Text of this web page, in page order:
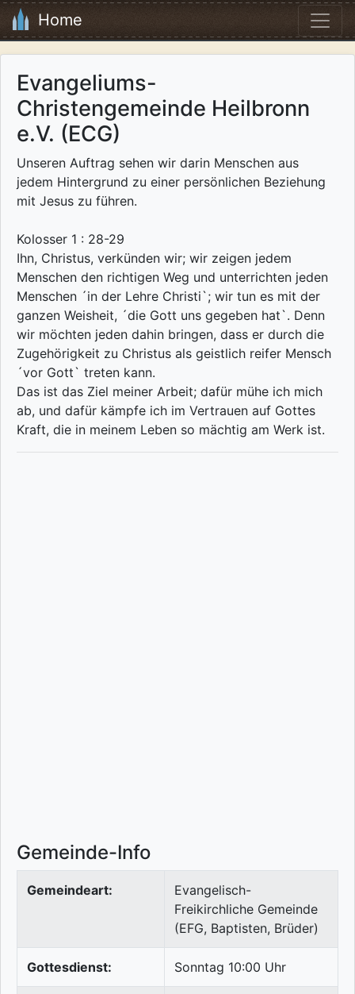
Home
Evangeliums-
Christengemeinde Heilbronn
e.V. (ECG)
Unseren Auftrag sehen wir darin Menschen aus
jedem Hintergrund zu einer persönlichen Beziehung
mit Jesus zu führen.
Kolosser 1 : 28-29
Ihn, Christus, verkünden wir; wir zeigen jedem
Menschen den richtigen Weg und unterrichten jeden
Menschen ´in der Lehre Christi`; wir tun es mit der
ganzen Weisheit, ´die Gott uns gegeben hat`. Denn
wir möchten jeden dahin bringen, dass er durch die
Zugehörigkeit zu Christus als geistlich reifer Mensch
´vor Gott` treten kann.
Das ist das Ziel meiner Arbeit; dafür mühe ich mich
ab, und dafür kämpfe ich im Vertrauen auf Gottes
Kraft, die in meinem Leben so mächtig am Werk ist.
Gemeinde-Info
Gemeindeart:
Evangelisch-
Freikirchliche Gemeinde
(EFG, Baptisten, Brüder)
Gottesdienst: Sonntag 10:00 Uhr